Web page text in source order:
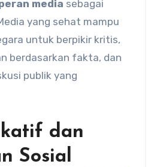
media sebagai
yang sehat mampu
untuk berpikir kritis,
berdasarkan fakta, dan
publik yang
dan
Sosial